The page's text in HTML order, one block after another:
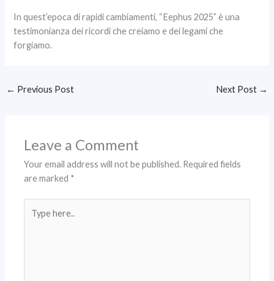
In quest’epoca di rapidi cambiamenti, “Eephus 2025” è una
testimonianza dei ricordi che creiamo e dei legami che
forgiamo.
← Previous Post Next Post →
Leave a Comment
Your email address will not be published. Required fields
are marked *
here..